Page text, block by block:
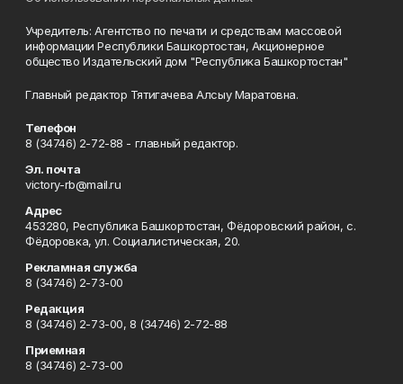
Учредитель: Агентство по печати и средствам массовой
информации Республики Башкортостан, Акционерное
общество Издательский дом "Республика Башкортостан"
Главный редактор Тятигачева Алсыу Маратовна.
Телефон
8 (34746) 2-72-88 - главный редактор.
Эл. почта
victory-rb@mail.ru
Адрес
453280, Республика Башкортостан, Фёдоровский район, с.
Фёдоровка, ул. Социалистическая, 20.
Рекламная служба
8 (34746) 2-73-00
Редакция
8 (34746) 2-73-00, 8 (34746) 2-72-88
Приемная
8 (34746) 2-73-00